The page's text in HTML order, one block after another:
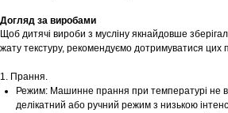
Догляд за виробами
Щоб дитячі вироби з мусліну якнайдовше
жату текстуру, рекомендуємо дотримуватися цих
1. Прання.
Режим: Машинне прання при температурі не
делікатний або ручний режим з низькою